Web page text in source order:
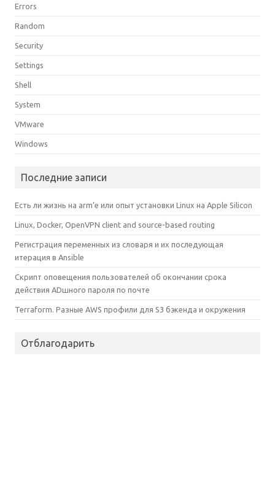
Errors
Random
Security
Settings
Shell
System
VMware
Windows
Последние записи
Есть ли жизнь на arm’е или опыт установки Linux на Apple Silicon
Linux, Docker, OpenVPN client and source-based routing
Регистрация переменных из словаря и их последующая
итерация в Ansible
Скрипт оповещения пользователей об окончании срока
действия ADшного пароля по почте
Terraform. Разные AWS профили для S3 бэкенда и окружения
Отблагодарить